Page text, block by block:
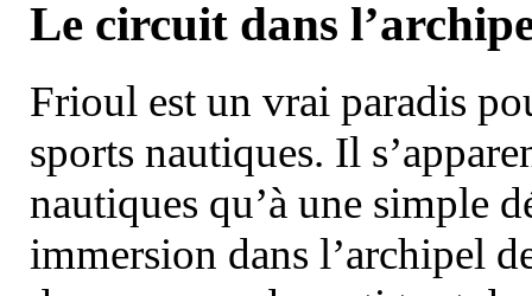
Le circuit dans
Frioul est un vrai paradis
sports nautiques. Il
nautiques qu’à une simple
immersion dans l’archipel